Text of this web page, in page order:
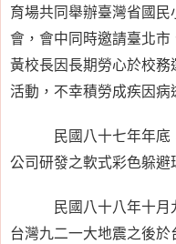
育場共同舉辦臺灣省國
會，會中同時邀請臺北市
黃校長因長期勞心於校
活動，不幸積勞成疾因病
民國八十七年年
公司研發之軟式彩色躲避
民國八十八年十
台灣九二一大地震之後